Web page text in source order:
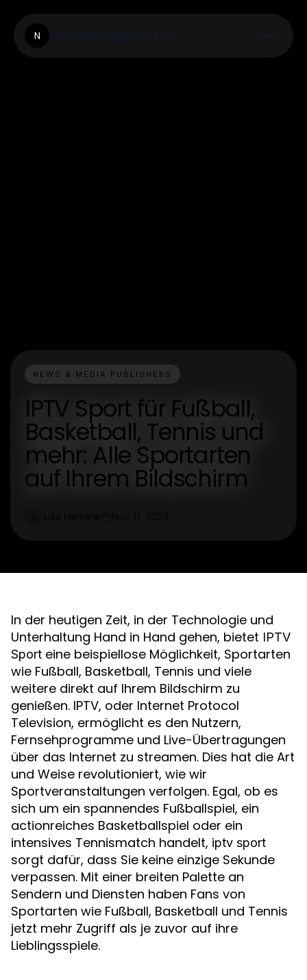
N
NEWS & MEDIA PUBLISHERS
IPTV Sport für Fußball,
Basketball, Tennis und
mehr: Alle Sportarten
auf Ihrem Bildschirm
In der heutigen Zeit, in der Technologie und
Unterhaltung Hand in Hand gehen, bietet IPTV
Sport eine beispiellose Möglichkeit, Sportarten
wie Fußball, Basketball, Tennis und viele
weitere direkt auf Ihrem Bildschirm zu
genießen. IPTV, oder Internet Protocol
Television, ermöglicht es den Nutzern,
Fernsehprogramme und Live-Übertragungen
über das Internet zu streamen. Dies hat die Art
und Weise revolutioniert, wie wir
Sportveranstaltungen verfolgen. Egal, ob es
sich um ein spannendes Fußballspiel, ein
actionreiches Basketballspiel oder ein
intensives Tennismatch handelt, iptv sport
sorgt dafür, dass Sie keine einzige Sekunde
verpassen. Mit einer breiten Palette an
Sendern und Diensten haben Fans von
Sportarten wie Fußball, Basketball und Tennis
jetzt mehr Zugriff als je zuvor auf ihre
Lieblingsspiele.